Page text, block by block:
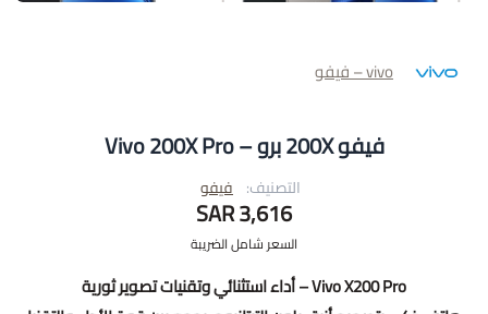
vivo – فيفو
فيفو 200X برو – Vivo 200X Pro
التصنيف: فيفو
3,616 SAR
السعر شامل الضريبة
Vivo X200 Pro – أداء استثنائي وتقنيات تصوير ثورية